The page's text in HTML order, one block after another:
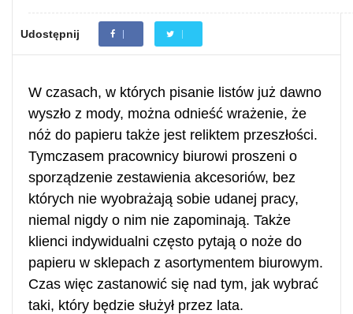
Udostępnij
W czasach, w których pisanie listów już dawno
wyszło z mody, można odnieść wrażenie, że
nóż do papieru także jest reliktem przeszłości.
Tymczasem pracownicy biurowi proszeni o
sporządzenie zestawienia akcesoriów, bez
których nie wyobrażają sobie udanej pracy,
niemal nigdy o nim nie zapominają. Także
klienci indywidualni często pytają o noże do
papieru w sklepach z asortymentem biurowym.
Czas więc zastanowić się nad tym, jak wybrać
taki, który będzie służył przez lata.